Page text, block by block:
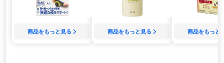
商品をもっと見る 商品をもっと見る 商品をもっと